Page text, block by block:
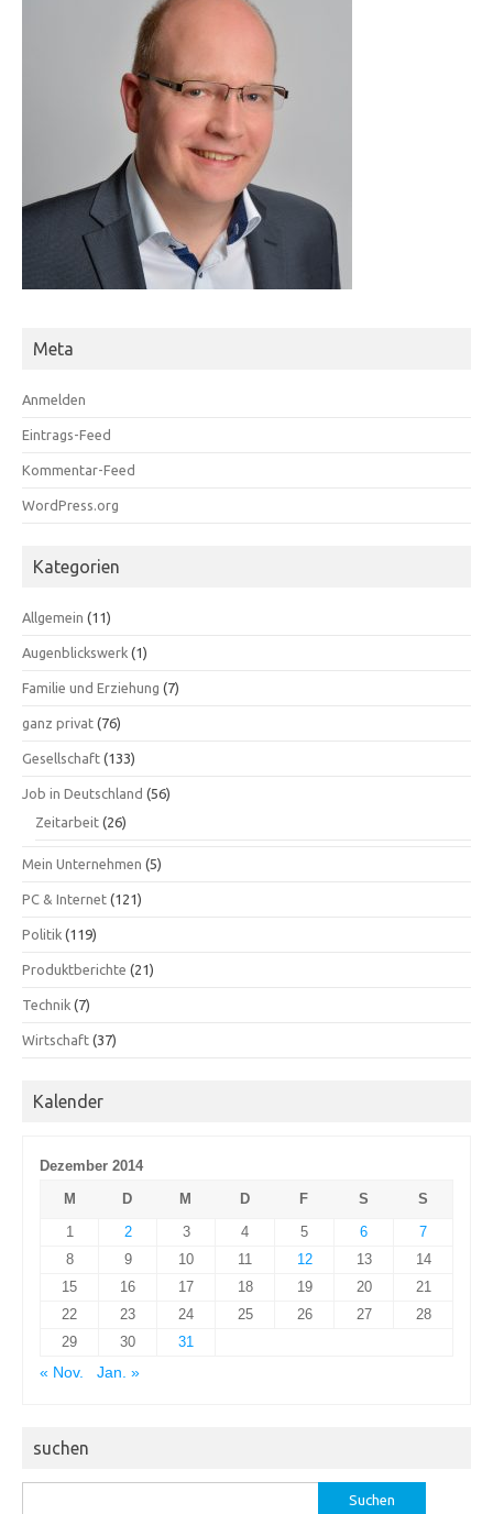
Meta
Anmelden
Eintrags-Feed
Kommentar-Feed
WordPress.org
Kategorien
Allgemein (11)
Augenblickswerk (1)
Familie und Erziehung (7)
ganz privat (76)
Gesellschaft (133)
Job in Deutschland (56)
Zeitarbeit (26)
Mein Unternehmen (5)
PC & Internet (121)
Politik (119)
Produktberichte (21)
Technik (7)
Wirtschaft (37)
Kalender
Dezember 2014
M
D M D F S
S
1
2 3 4 5 6
7
8
9 10 11 12 13
14
15
16 17 18 19 20
21
22
23 24 25 26 27
28
29
30
31
« Nov.
Jan. »
suchen